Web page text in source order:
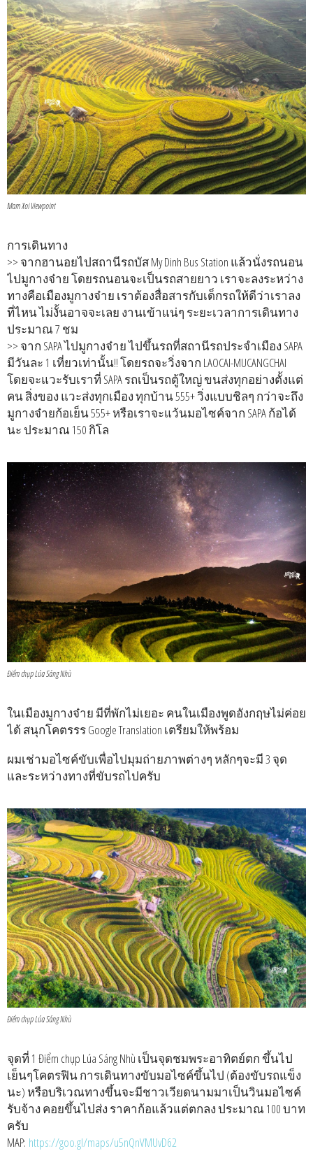
Mam Xoi Viewpoint
การเดินทาง
>> จากฮานอยไปสถานีรถบัส My Dinh Bus Station แล้วนั่งรถนอน
ไปมูกางจ๋าย โดยรถนอนจะเป็นรถสายยาว เราจะลงระหว่าง
ทางคือเมืองมูกางจ๋าย เราต้องสื่อสารกับเด็กรถให้ดีว่าเราลง
ที่ไหน ไม่งั้นอาจจะเลย งานเข้าแน่ๆ ระยะเวลาการเดินทาง
ประมาณ 7 ชม
>> จาก SAPA ไปมูกางจ๋าย ไปขึ้นรถที่สถานีรถประจำเมือง SAPA
มีวันละ 1 เที่ยวเท่านั้น!! โดยรถจะวิ่งจาก LAOCAI-MUCANGCHAI
โดยจะแวะรับเราที่ SAPA รถเป็นรถตู้ใหญ่ ขนส่งทุกอย่างตั้งแต่
คน สิ่งของ แวะส่งทุกเมือง ทุกบ้าน 555+ วิ่งแบบชิลๆ กว่าจะถึง
มูกางจ๋ายก้อเย็น 555+ หรือเราจะแว้นมอไซค์จาก SAPA ก้อได้
นะ ประมาณ 150 กิโล
Điểm chụp Lúa Sáng Nhù
ในเมืองมูกางจ๋าย มีที่พักไม่เยอะ คนในเมืองพูดอังกฤษไม่ค่อย
ได้ สนุกโคตรรร Google Translation เตรียมให้พร้อม
ผมเช่ามอไซค์ขับเพื่อไปมุมถ่ายภาพต่างๆ หลักๆจะมี 3 จุด
และระหว่างทางที่ขับรถไปครับ
Điểm chụp Lúa Sáng Nhù
จุดที่ 1 Điểm chụp Lúa Sáng Nhù เป็นจุดชมพระอาทิตย์ตก ขึ้นไป
เย็นๆโคตรฟิน การเดินทางขับมอไซค์ขึ้นไป (ต้องขับรถแข็ง
นะ) หรือบริเวณทางขึ้นจะมีชาวเวียดนามมาเป็นวินมอไซค์
รับจ้าง คอยขึ้นไปส่ง ราคาก้อแล้วแต่ตกลง ประมาณ 100 บาท
ครับ
MAP: https://goo.gl/maps/u5nQnVMUvD62